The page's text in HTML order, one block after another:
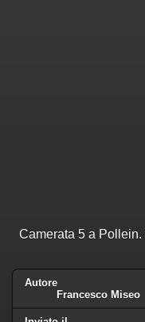
Camerata 5 a
Autore
Francesco Miseo